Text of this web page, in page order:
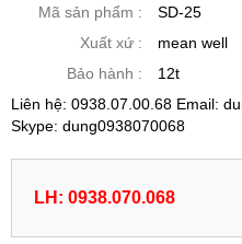
Mã sản phẩm :
SD-25
Xuất xứ :
mean well
Bảo hành :
12t
Liên hệ: 0938.07.00.68 Email:
Skype: dung0938070068
LH: 0938.070.068